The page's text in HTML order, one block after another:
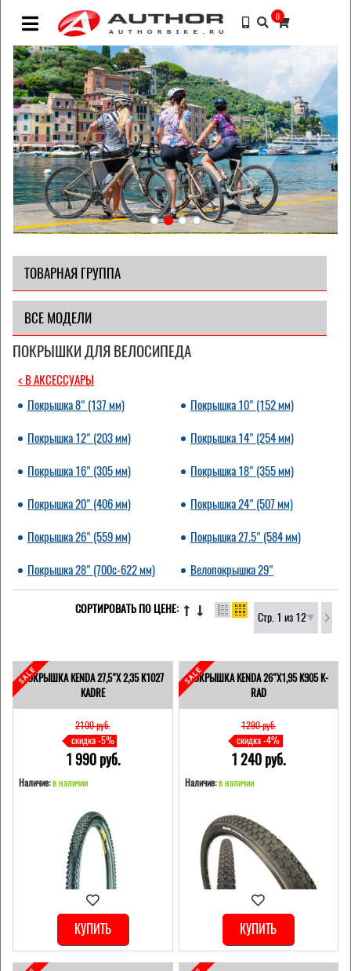
0
ТОВАРНАЯ ГРУППА
ВСЕ МОДЕЛИ
ПОКРЫШКИ ДЛЯ ВЕЛОСИПЕДА
< В АКСЕССУАРЫ
Покрышка 8" (137 мм)
Покрышка 10" (152 мм)
Покрышка 12" (203 мм) Покрышка 14" (254 мм)
Покрышка 16" (305 мм) Покрышка 18" (355 мм)
Покрышка 20" (406 мм) Покрышка 24" (507 мм)
Покрышка 26" (559 мм) Покрышка 27.5" (584 мм)
Покрышка 28" (700c-622 мм) Велопокрышка 29"
Стр. 1 из 12
СОРТИРОВАТЬ ПО ЦЕНЕ:
ПОКРЫШКА KENDA 27,5"Х 2,35 K1027
KADRE
2100 pуб.
скидка -5%
1 990 pуб.
Наличие:в наличии
КУПИТЬ
ПОКРЫШКА KENDA 26"Х1,95 K905 K-
RAD
1290 pуб.
скидка -4%
1 240 pуб.
Наличие: в наличии
КУПИТЬ